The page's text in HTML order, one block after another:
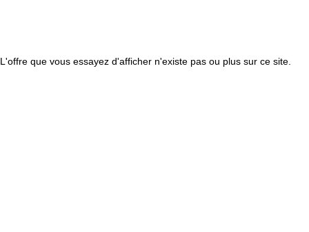
L'offre que vous essayez d'afficher n'existe pas ou plus sur ce site.